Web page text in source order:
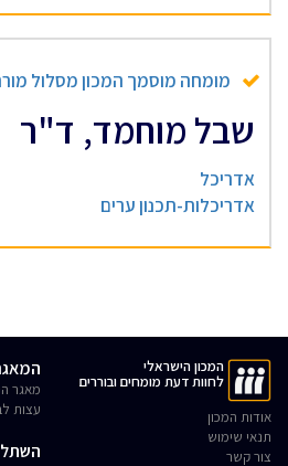
מומחה מוסמך המכון מסלול
שבל מוחמד, ד"ר
אדריכל
אדריכלות-תכנון ערים
המכון הישראלי
לחוות דעת מומחים ובוררים
אודות המכון
תנאי שימוש
צור קשר
מאגר
עצות